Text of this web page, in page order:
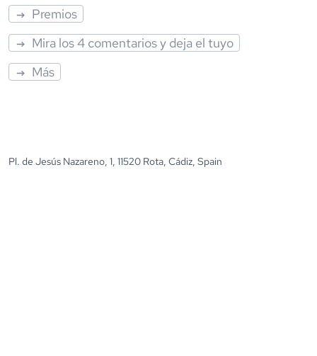
Premios
Mira los 4 comentarios y deja el tuyo
Más
Pl. de Jesús Nazareno, 1, 11520 Rota, Cádiz, Spain